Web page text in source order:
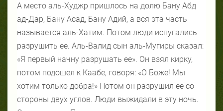
А место аль-Худжр пришлось на долю Бану Абд
ад-Дар, Бану Асад, Бану Адий, а вся эта часть
называется аль-Хатим. Потом люди испугались
разрушить ее. Аль-Валид сын аль-Мугиры сказал:
«Я первый начну разрушать ее». Он взял кирку,
потом подошел к Каабе, говоря: «О Боже! Мы
хотим только добра!» Потом он разрушил ее со
стороны двух углов. Люди выжидали в эту ночь.